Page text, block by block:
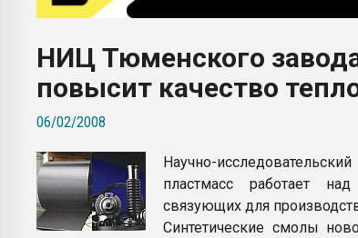
пластмасс
ситуацией на строительном рынке
Всё, что касается выдува ПЭТ
бутылок
ПЕРЕЙТИ НА ФОРУМ
НИЦ Тюменского
повысит качество
06/02/2008
Научно-
пластмасс работает
связующих для
Синтетические смолы